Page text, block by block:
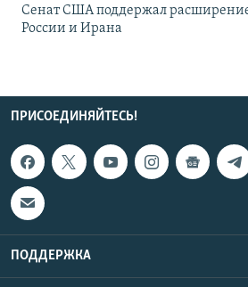
Сенат США поддержал
России и Ирана
ПРИСОЕДИНЯЙТЕСЬ!
ПОДДЕРЖКА